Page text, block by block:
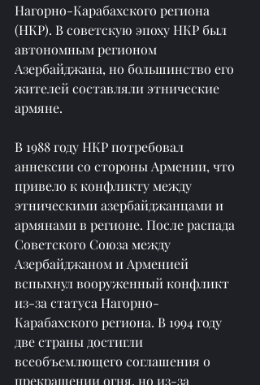
Нагорно-Карабахского региона
(НКР). В советскую эпоху НКР был
автономным регионом
Азербайджана, но большинство его
жителей составляли этнические
армяне.
В 1988 году НКР потребовал
аннексии со стороны Армении, что
привело к конфликту между
этническими азербайджанцами и
армянами в регионе. После распада
Советского Союза между
Азербайджаном и Арменией
вспыхнул вооруженный конфликт
из-за статуса Нагорно-
Карабахского региона. В 1994 году
две страны достигли
всеобъемлющего соглашения о
прекращении огня, но из-за